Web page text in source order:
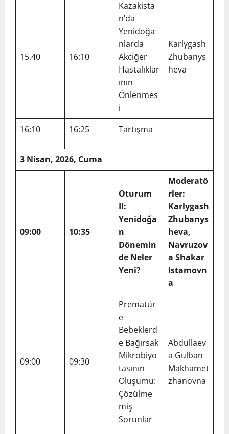
15.40 16:10
Kazakista
n’da
Yenidoğa
nlarda
Akciğer
Hastalıklar
ının
Önlenmes
i
Karlygash
Zhubanys
heva
16:10 16:25 Tartışma
3 Nisan, 2026, Cuma
09:00 10:35
Oturum
II:
Yenidoğa
n
Dönemin
de Neler
Yeni?
Moderatö
rler:
Karlygash
Zhubanys
heva,
Navruzov
a Shakar
Istamovn
a
09:00 09:30
Prematür
e
Bebeklerd
e Bağırsak
Mikrobiyo
tasının
Oluşumu:
Çözülme
miş
Sorunlar
Abdullaev
a Gulban
Makhamet
zhanovna